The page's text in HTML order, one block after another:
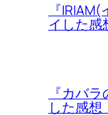
『
イした感
『カバ
した感想